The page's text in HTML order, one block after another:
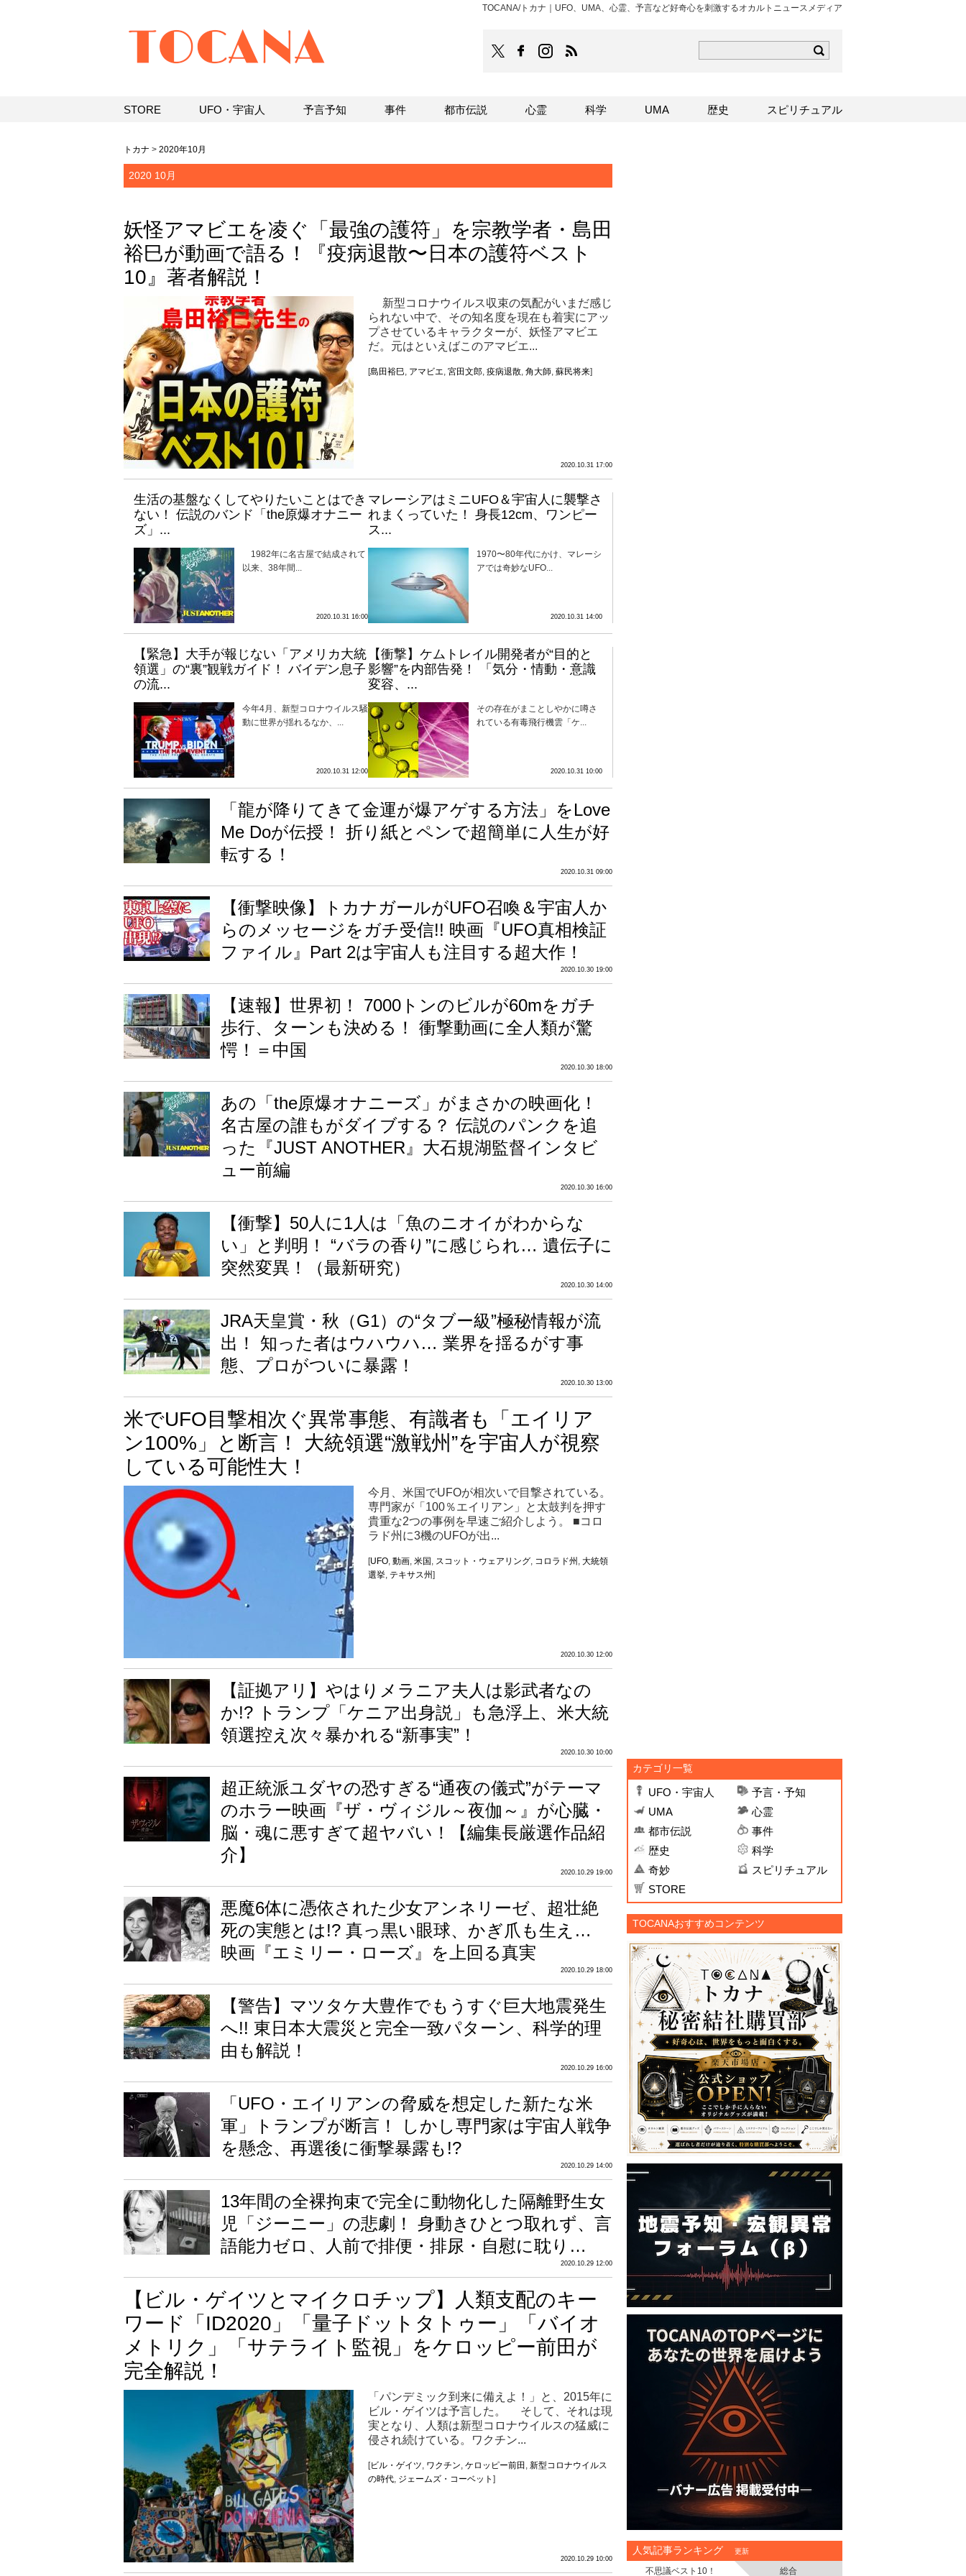
TOCANA/トカナ｜UFO、UMA、心霊、予言など好奇心を刺激するオカルトニュースメディア
TOCANAのFacebookはこちら
TOCANAのinstagramはこちら
トカナ > 2020年10月
2020 10月
妖怪アマビエを凌ぐ「最強の護符」を宗教学者・島田
裕巳が動画で語る！『疫病退散〜日本の護符ベスト
10』著者解説！
新型コロナウイルス収束の気配がいまだ感じ
られない中で、その知名度を現在も着実にアッ
プさせているキャラクターが、妖怪アマビエ
だ。元はといえばこのアマビエ...
[島田裕巳, アマビエ, 宮田文郎, 疫病退散, 角大師, 蘇民将来]
2020.10.31 17:00
生活の基盤なくしてやりたいことはでき
ない！ 伝説のバンド「the原爆オナニー
ズ」...
1982年に名古屋で結成されて
以来、38年間...
2020.10.31 16:00
マレーシアはミニUFO＆宇宙人に襲撃さ
れまくっていた！ 身長12cm、ワンピー
ス...
1970〜80年代にかけ、マレーシ
アでは奇妙なUFO...
2020.10.31 14:00
【緊急】大手が報じない「アメリカ大統
領選」の“裏”観戦ガイド！ バイデン息子
の流...
今年4月、新型コロナウイルス騒
動に世界が揺れるなか、...
2020.10.31 12:00
【衝撃】ケムトレイル開発者が“目的と
影響”を内部告発！ 「気分・情動・意識
変容、...
その存在がまことしやかに噂さ
れている有毒飛行機雲「ケ...
2020.10.31 10:00
「龍が降りてきて金運が爆アゲする方法」をLove
Me Doが伝授！ 折り紙とペンで超簡単に人生が好
転する！
2020.10.31 09:00
【衝撃映像】トカナガールがUFO召喚＆宇宙人か
らのメッセージをガチ受信!! 映画『UFO真相検証
ファイル』Part 2は宇宙人も注目する超大作！
2020.10.30 19:00
【速報】世界初！ 7000トンのビルが60mをガチ
歩行、ターンも決める！ 衝撃動画に全人類が驚
愕！＝中国
2020.10.30 18:00
あの「the原爆オナニーズ」がまさかの映画化！
名古屋の誰もがダイブする？ 伝説のパンクを追
った『JUST ANOTHER』大石規湖監督インタビ
ュー前編
2020.10.30 16:00
【衝撃】50人に1人は「魚のニオイがわからな
い」と判明！ “バラの香り”に感じられ… 遺伝子に
突然変異！（最新研究）
2020.10.30 14:00
JRA天皇賞・秋（G1）の“タブー級”極秘情報が流
出！ 知った者はウハウハ… 業界を揺るがす事
態、プロがついに暴露！
2020.10.30 13:00
米でUFO目撃相次ぐ異常事態、有識者も「エイリア
ン100%」と断言！ 大統領選“激戦州”を宇宙人が視察
している可能性大！
今月、米国でUFOが相次いで目撃されている。
専門家が「100％エイリアン」と太鼓判を押す
貴重な2つの事例を早速ご紹介しよう。 ■コロ
ラド州に3機のUFOが出...
[UFO, 動画, 米国 , スコット・ウェアリング, コロラド州 , 大統領
選挙, テキサス州]
2020.10.30 12:00
【証拠アリ】やはりメラニア夫人は影武者なの
か!? トランプ「ケニア出身説」も急浮上、米大統
領選控え次々暴かれる“新事実”！
2020.10.30 10:00
超正統派ユダヤの恐すぎる“通夜の儀式”がテーマ
のホラー映画『ザ・ヴィジル～夜伽～』が心臓・
脳・魂に悪すぎて超ヤバい！【編集長厳選作品紹
介】
2020.10.29 19:00
悪魔6体に憑依された少女アンネリーゼ、超壮絶
死の実態とは!? 真っ黒い眼球、かぎ爪も生え…
映画『エミリー・ローズ』を上回る真実
2020.10.29 18:00
【警告】マツタケ大豊作でもうすぐ巨大地震発生
へ!! 東日本大震災と完全一致パターン、科学的理
由も解説！
2020.10.29 16:00
「UFO・エイリアンの脅威を想定した新たな米
軍」トランプが断言！ しかし専門家は宇宙人戦争
を懸念、再選後に衝撃暴露も!?
2020.10.29 14:00
13年間の全裸拘束で完全に動物化した隔離野生女
児「ジーニー」の悲劇！ 身動きひとつ取れず、言
語能力ゼロ、人前で排便・排尿・自慰に耽り…
2020.10.29 12:00
【ビル・ゲイツとマイクロチップ】人類支配のキー
ワード「ID2020」「量子ドットタトゥー」「バイオ
メトリク」「サテライト監視」をケロッピー前田が
完全解説！
「パンデミック到来に備えよ！」と、2015年に
ビル・ゲイツは予言した。 そして、それは現
実となり、人類は新型コロナウイルスの猛威に
侵され続けている。ワクチン...
[ビル・ゲイツ, ワクチン, ケロッピー前田 , 新型コロナウイルス
の時代, ジェームズ・コーベット ]
2020.10.29 10:00
カテゴリ一覧
UFO・宇宙人
予言・予知
UMA
心霊
都市伝説
事件
歴史
科学
奇妙
スピリチュアル
STORE
TOCANAおすすめコンテンツ
人気記事ランキング 更新
不思議ベスト10！ 総合
STORE UFO・宇宙人 予言予知 事件 都市伝説 心霊 科学 UMA 歴史 スピリチュアル